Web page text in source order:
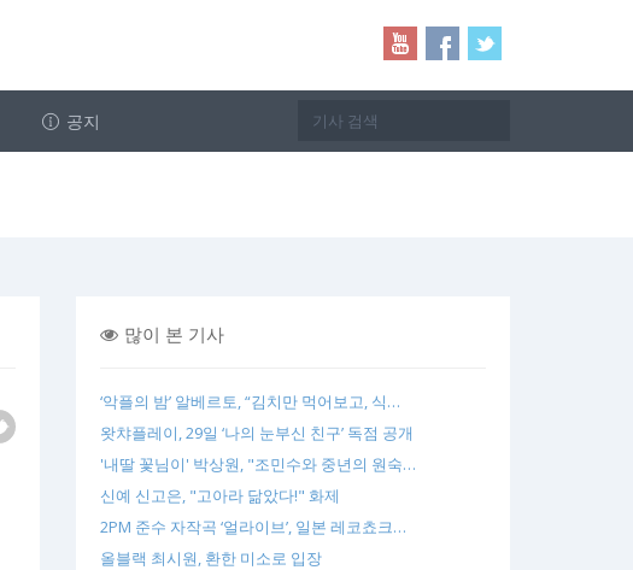
공지
많이 본 기사
‘악플의 밤’ 알베르토, “김치만 먹어보고, 식…
왓챠플레이, 29일 ‘나의 눈부신 친구’ 독점 공개
'내딸 꽃님이' 박상원, "조민수와 중년의 원숙…
신예 신고은, "고아라 닮았다!" 화제
2PM 준수 자작곡 ‘얼라이브’, 일본 레코쵸크…
올블랙 최시원, 환한 미소로 입장